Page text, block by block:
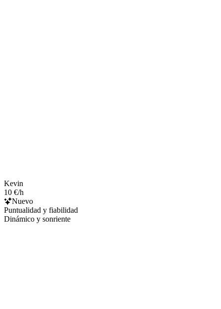
Kevin
10 €/h
Nuevo
Puntualidad y fiabilidad
Dinámico y sonriente